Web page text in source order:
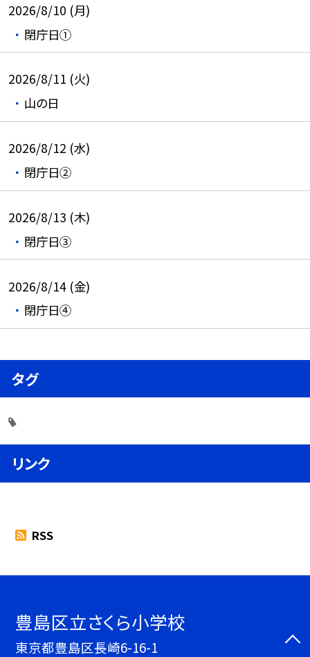
2026/8/10 (月)
閉庁日①
2026/8/11 (火)
山の日
2026/8/12 (水)
閉庁日②
2026/8/13 (木)
閉庁日③
2026/8/14 (金)
閉庁日④
タグ
リンク
RSS
豊島区立さくら小学校
東京都豊島区長崎6-16-1